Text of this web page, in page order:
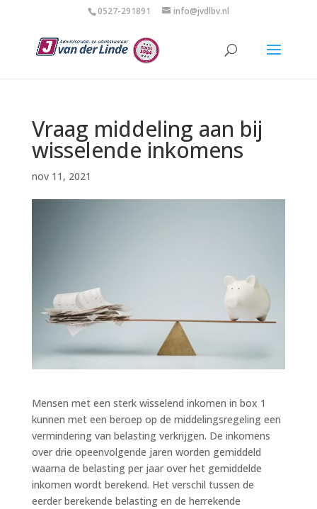
0527-291891 info@jvdlbv.nl
Vraag middeling aan bij
wisselende inkomens
nov 11, 2021
Mensen met een sterk wisselend inkomen in box 1
kunnen met een beroep op de middelingsregeling een
vermindering van belasting verkrijgen. De inkomens
over drie opeenvolgende jaren worden gemiddeld
waarna de belasting per jaar over het gemiddelde
inkomen wordt berekend. Het verschil tussen de
eerder berekende belasting en de herrekende